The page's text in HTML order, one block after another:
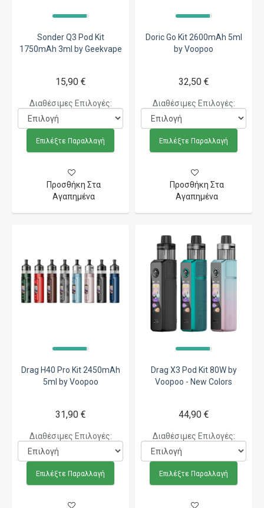
Sonder Q3 Pod Kit
1750mAh 3ml by Geekvape
15,90 €
Διαθέσιμες Επιλογές:
Επιλέξτε Παραλλαγή
Προσθήκη Στα
Αγαπημένα
Doric Go Kit 2600mAh 5ml
by Voopoo
32,50 €
Διαθέσιμες Επιλογές:
Επιλέξτε Παραλλαγή
Προσθήκη Στα
Αγαπημένα
Drag H40 Pro Kit 2450mAh
5ml by Voopoo
31,90 €
Διαθέσιμες Επιλογές:
Επιλέξτε Παραλλαγή
Drag X3 Pod Kit 80W by
Voopoo - New Colors
44,90 €
Διαθέσιμες Επιλογές:
Επιλέξτε Παραλλαγή